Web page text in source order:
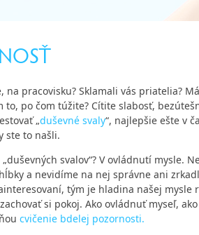
na pracovisku? Sklamali vás priatelia?
to, po čom túžite? Cítite slabosť,
„duševné svaly“, najlepšie ešte v
ste to našli.
svalov“? V ovládnutí mysle.
a nevidíme na nej správne ani
tým je hladina našej
si pokoj. Ako ovládnuť myseľ,
cvičenie bdelej pozornosti.